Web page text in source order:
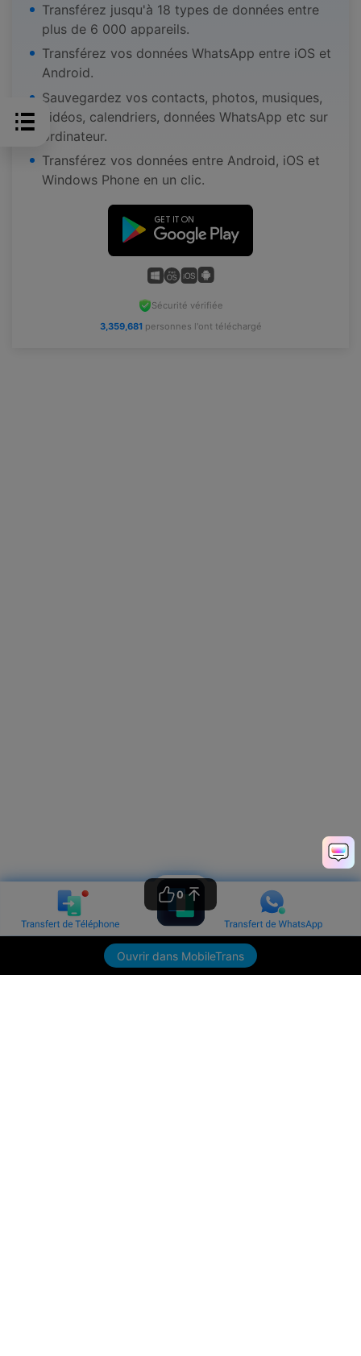
Ouvrir dans MobileTrans
Transférez jusqu'à 18 types de données entre
plus de 6 000 appareils.
Transférez vos données WhatsApp entre iOS et
Android.
Sauvegardez vos contacts, photos, musiques,
vidéos, calendriers, données WhatsApp etc sur
ordinateur.
Transférez vos données entre Android, iOS et
Windows Phone en un clic.
Sécurité vérifiée
3,359,682 personnes l'ont téléchargé
0